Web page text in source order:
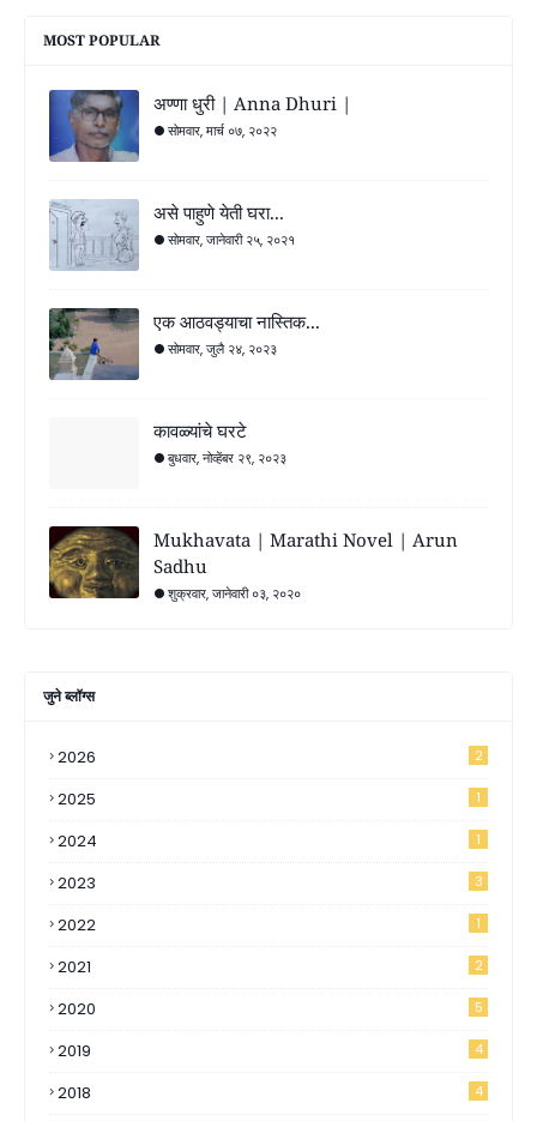
MOST POPULAR
अण्णा धुरी | Anna Dhuri |
सोमवार, मार्च ०७, २०२२
असे पाहुणे येती घरा...
सोमवार, जानेवारी २५, २०२१
एक आठवड्याचा नास्तिक...
सोमवार, जुलै २४, २०२३
कावळ्यांचे घरटे
बुधवार, नोव्हेंबर २९, २०२३
Mukhavata | Marathi Novel | Arun
Sadhu
शुक्रवार, जानेवारी ०३, २०२०
जुने ब्लॉग्स
2026 2
2025 1
2024 1
2023 3
2022 1
2021 2
2020 5
2019 4
2018 4